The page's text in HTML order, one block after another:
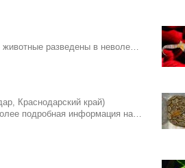
разведены в неволе…
Краснодарский край)
подробная информация на…